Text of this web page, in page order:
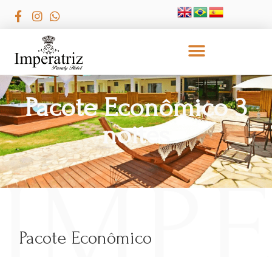
Pacote Econômico 3
noites
Pacote Econômico